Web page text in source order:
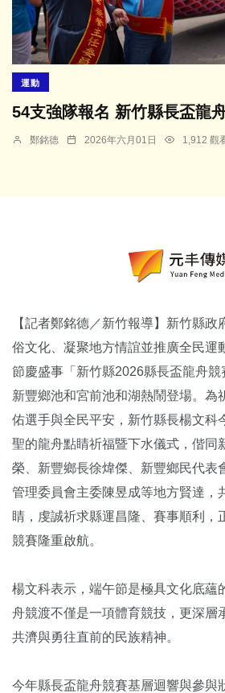
運動
54支強隊報名 新竹縣長盃龍
鄭銘德 2026年六月01日 1,912 觀
【記者鄭銘德／新竹報導】新竹縣政
俗文化、凝聚地方情誼並推廣全民運
節慶盛事「新竹縣2026縣長盃龍舟
新豐鄉池和宮前池和湖熱鬧登場。為
佑選手與全民平安，新竹縣長楊文科
聖的龍舟點睛祈福暨下水儀式，偕同
榮、新豐鄉長徐煒傑、新豐鄉民代表
管理委員會主委陳昱成等地方賢達，
睛，虔誠祈求縣運昌隆、賽事順利，
競賽隆重啟航。
楊文科表示，端午節是極具文化底蘊
舟競渡不僅是一項體育競技，更深層
共濟與勇往直前的民族精神。
今年縣長盃龍舟競賽基層迴響與參與